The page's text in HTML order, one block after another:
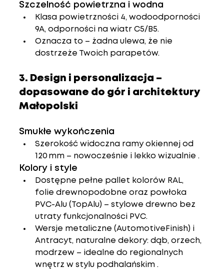
Szczelność powietrzna i wodna
Klasa powietrzności 4, wodoodporności
9A, odporności na wiatr C5/B5.
Oznacza to – żadna ulewa, że nie
dostrzeże Twoich parapetów.
3. Design i personalizacja –
dopasowane do gór i architektury
Małopolski
Smukłe wykończenia
Szerokość widoczna ramy okiennej od
120 mm – nowocześnie i lekko wizualnie .
Kolory i style
Dostępne pełne pallet kolorów RAL,
folie drewnopodobne oraz powłoka
PVC-Alu (TopAlu) – stylowe drewno bez
utraty funkcjonalności PVC.
Wersje metaliczne (AutomotiveFinish) i
Antracyt, naturalne dekory: dąb, orzech,
modrzew – idealne do regionalnych
wnętrz w stylu podhalańskim .